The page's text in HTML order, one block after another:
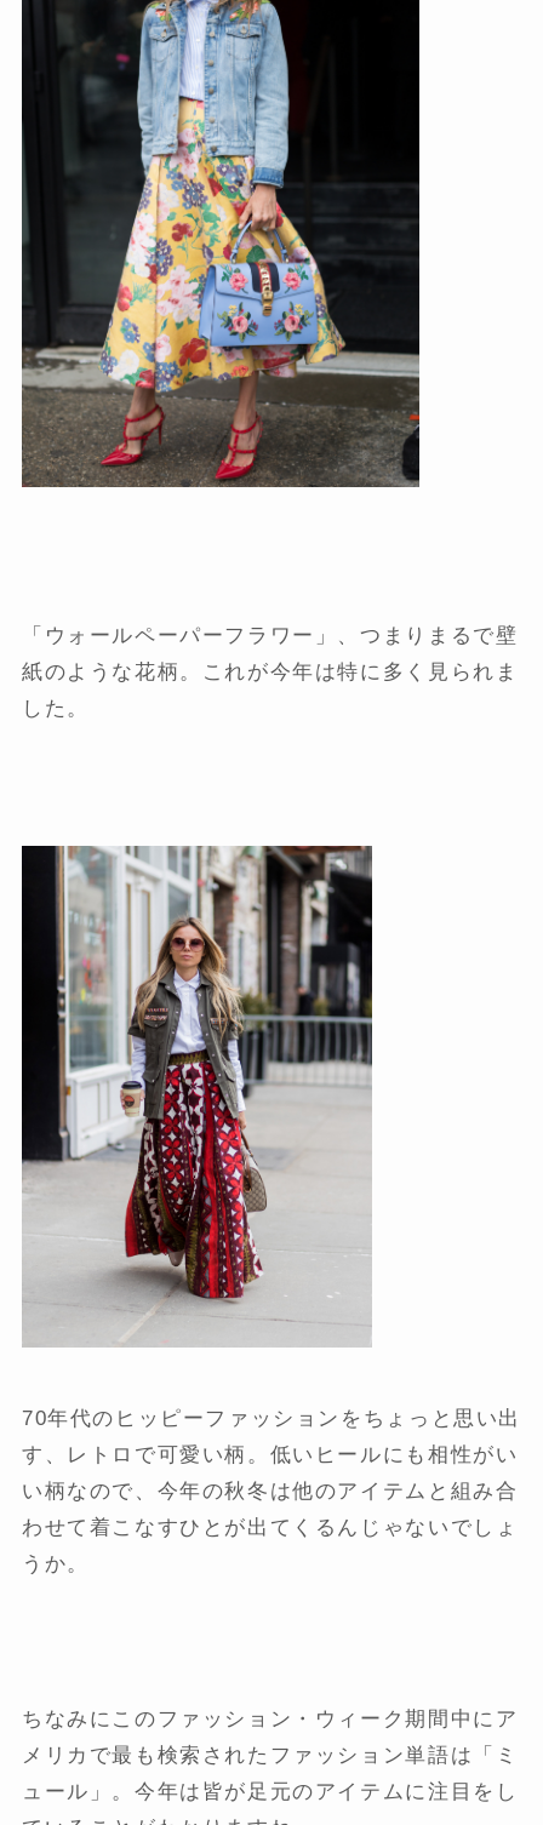
「ウォールペーパーフラワー」、つまりまるで壁
紙のような花柄。これが今年は特に多く見られま
した。
70年代のヒッピーファッションをちょっと思い出
す、レトロで可愛い柄。低いヒールにも相性がい
い柄なので、今年の秋冬は他のアイテムと組み合
わせて着こなすひとが出てくるんじゃないでしょ
うか。
ちなみにこのファッション・ウィーク期間中にア
メリカで最も検索されたファッション単語は「ミ
ュール」。今年は皆が足元のアイテムに注目をし